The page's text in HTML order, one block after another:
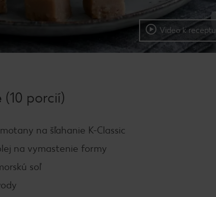
Video k receptu
(10 porcií)
na šľahanie K-Classic
na vymastenie formy
soľ